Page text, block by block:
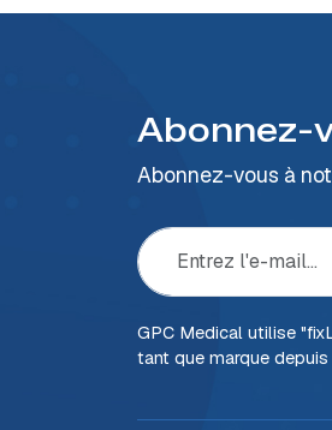
Abonnez-
Abonnez-vous à
GPC Medical utilise "fix
tant que marque depuis